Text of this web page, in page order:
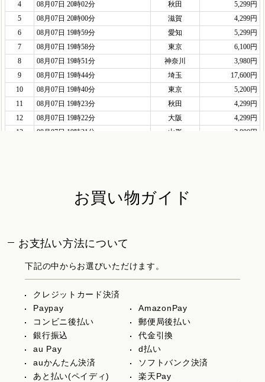
お買い物ガイド
お支払い方法について
下記の中からお選びいただけます。
クレジットカード決済
Paypay
AmazonPay
コンビニ後払い
郵便局後払い
銀行振込
代金引換
au Pay
d払い
auかんたん決済
ソフトバンク決済
あと払い(ペイディ)
楽天Pay